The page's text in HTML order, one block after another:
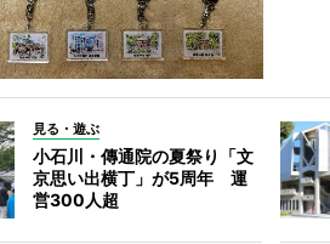
見る・遊ぶ
小石川・傳通院の夏祭り「文
京思い出横丁」が5周年 運
営300人超